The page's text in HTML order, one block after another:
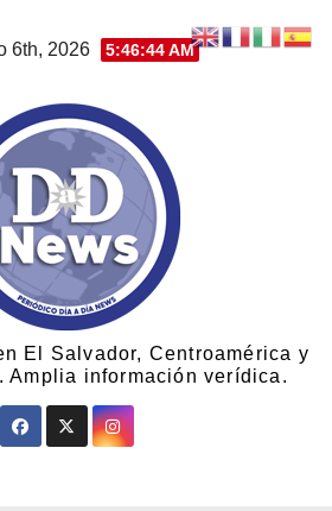
6th, 2026 5:46:44 AM
El Salvador, Centroamérica y
Amplia información verídica.